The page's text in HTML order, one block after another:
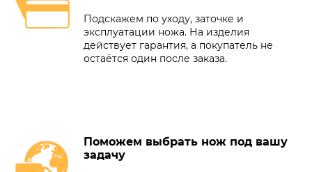
Подскажем по уходу, заточке и
эксплуатации ножа. На изделия
действует гарантия, а покупатель не
остаётся один после заказа.
Поможем выбрать нож под вашу
задачу